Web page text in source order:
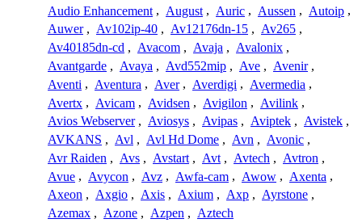
Audio Enhancement , August , Auric , Aussen , Autoip ,
Auwer , Av102ip-40 , Av12176dn-15 , Av265 ,
Av40185dn-cd , Avacom , Avaja , Avalonix ,
Avantgarde , Avaya , Avd552mip , Ave , Avenir ,
Aventi , Aventura , Aver , Averdigi , Avermedia ,
Avertx , Avicam , Avidsen , Avigilon , Avilink ,
Avios Webserver , Aviosys , Avipas , Aviptek , Avistek ,
AVKANS , Avl , Avl Hd Dome , Avn , Avonic ,
Avr Raiden , Avs , Avstart , Avt , Avtech , Avtron ,
Avue , Avycon , Avz , Awfa-cam , Awow , Axenta ,
Axeon , Axgio , Axis , Axium , Axp , Ayrstone ,
Azemax , Azone , Azpen , Aztech